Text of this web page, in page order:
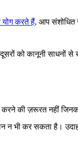
योग करते हैं, आप संशोधित
को कानूनी साधनों से
की ज़रूरत नहीं
न भी कर सकता है।